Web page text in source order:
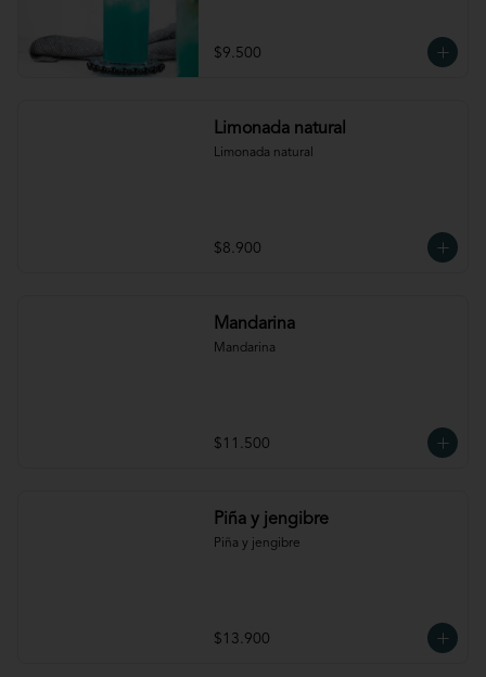
$9.500
Limonada natural
Limonada natural
$8.900
Mandarina
Mandarina
$11.500
Piña y jengibre
Piña y jengibre
$13.900